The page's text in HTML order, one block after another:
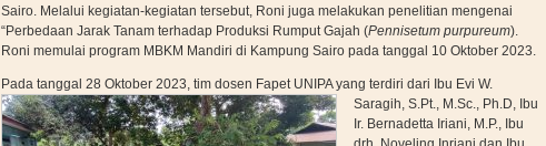
Sairo. Melalui kegiatan-kegiatan tersebut, Roni juga melakukan penelitian mengenai
“Perbedaan Jarak Tanam terhadap Produksi Rumput Gajah (Pennisetum purpureum).
Roni memulai program MBKM Mandiri di Kampung Sairo pada tanggal 10 Oktober 2023.
Pada tanggal 28 Oktober 2023, tim dosen Fapet UNIPAyang terdiri dari Ibu Evi W.
Saragih, S.Pt., M.Sc., Ph.D, Ibu
Ir. Bernadetta Iriani, M.P., Ibu